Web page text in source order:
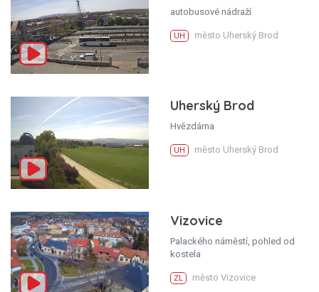
autobusové nádraží
UH město Uherský Brod
Uherský Brod
Hvězdárna
UH město Uherský Brod
Vizovice
Palackého náměstí, pohled od
kostela
ZL město Vizovice